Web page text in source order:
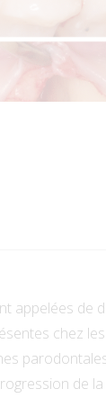
appelées de
chez
de